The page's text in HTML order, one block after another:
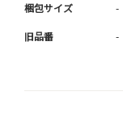
梱包サイズ -
旧品番 -